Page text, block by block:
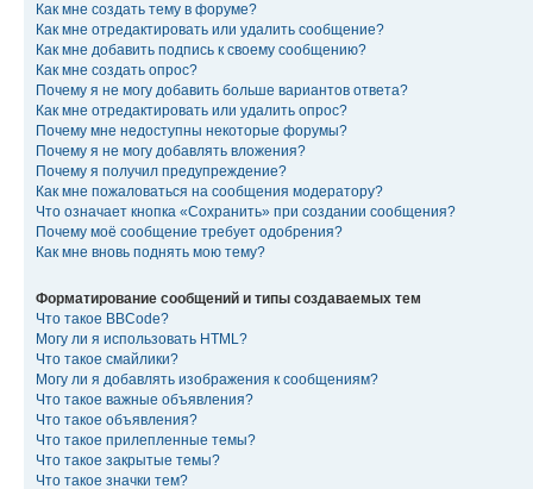
Как мне создать тему в форуме?
Как мне отредактировать или удалить сообщение?
Как мне добавить подпись к своему сообщению?
Как мне создать опрос?
Почему я не могу добавить больше вариантов ответа?
Как мне отредактировать или удалить опрос?
Почему мне недоступны некоторые форумы?
Почему я не могу добавлять вложения?
Почему я получил предупреждение?
Как мне пожаловаться на сообщения модератору?
Что означает кнопка «Сохранить» при создании сообщения?
Почему моё сообщение требует одобрения?
Как мне вновь поднять мою тему?
Форматирование сообщений и типы создаваемых тем
Что такое BBCode?
Могу ли я использовать HTML?
Что такое смайлики?
Могу ли я добавлять изображения к сообщениям?
Что такое важные объявления?
Что такое объявления?
Что такое прилепленные темы?
Что такое закрытые темы?
Что такое значки тем?